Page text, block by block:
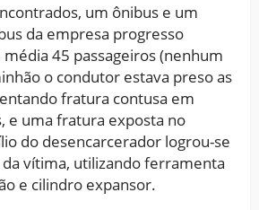
um ônibus e um
da empresa progresso
45 passageiros (nenhum
o condutor estava preso as
fratura contusa em
e uma fratura exposta no
do desencarcerador logrou-se
vítima, utilizando ferramenta
e cilindro expansor.